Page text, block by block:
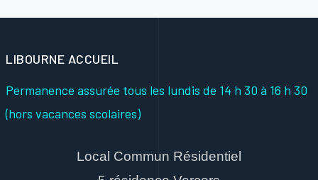
LIBOURNE ACCUEIL
Permanence assurée tous les lundis de 14 h 30 à 16 h 30
(hors vacances scolaires)
Local Commun Résidentiel